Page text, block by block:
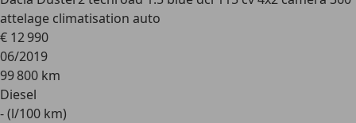
attelage climatisation auto
€ 12 990
06/2019
99 800 km
Diesel
- (l/100 km)